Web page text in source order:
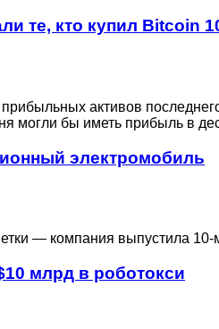
те, кто купил Bitcoin
активов
могли бы иметь прибыль в
электромобиль
— компания выпустила
млрд в роботокси